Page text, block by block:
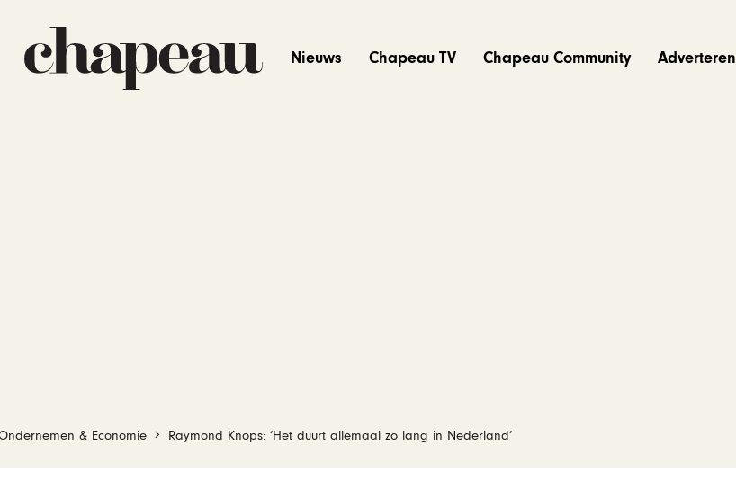
Nieuws Chapeau TV Chapeau Community Adverteren
& Economie Raymond Knops: ‘Het duurt allemaal zo lang in Nederland’